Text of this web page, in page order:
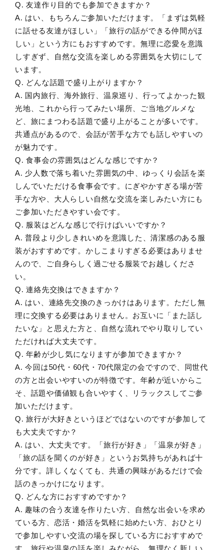
Q. 友達作り目的でも参加できますか？
A. はい、もちろんご参加いただけます。「まずは気軽
に話せる友達がほしい」「旅行の話ができる仲間がほ
しい」という方にもおすすめです。無理に恋愛を意識
しすぎず、自然な交流を楽しめる雰囲気を大切にして
います。
Q. どんな話題で盛り上がりますか？
A. 国内旅行、海外旅行、温泉巡り、行ってよかった観
光地、これから行ってみたい場所、ご当地グルメな
ど、旅にまつわる話題で盛り上がることが多いです。
共通点があるので、会話が苦手な方でも話しやすいの
が魅力です。
Q. 食事会の雰囲気はどんな感じですか？
A. 少人数で落ち着いた雰囲気の中、ゆっくり会話を楽
しんでいただける食事会です。にぎやかすぎる場が苦
手な方や、大人らしい自然な交流を楽しみたい方にも
ご参加いただきやすい会です。
Q. 服装はどんな感じで行けばいいですか？
A. 普段より少しきれいめを意識した、清潔感のある服
装がおすすめです。かしこまりすぎる必要はありませ
んので、ご自身らしく過ごせる服装でお越しくださ
い。
Q. 連絡先交換はできますか？
A. はい、連絡先交換のきっかけはあります。ただし無
理に交換する必要はありません。お互いに「また話し
たいな」と思えた方と、自然な流れでやり取りしてい
ただければ大丈夫です。
Q. 年齢が少し気になりますが参加できますか？
A. 今回は50代・60代・70代限定の会ですので、同世代
の方と出会いやすいのが特徴です。年齢が近いからこ
そ、話題や価値観も合いやすく、リラックスしてご参
加いただけます。
Q. 旅行が大好きというほどではないのですが参加して
も大丈夫ですか？
A. はい、大丈夫です。「旅行が好き」「温泉が好き」
「旅の話を聞くのが好き」というお気持ちがあれば十
分です。詳しくなくても、共通の興味があるだけで会
話のきっかけになります。
Q. どんな方におすすめですか？
A. 趣味の合う友達を作りたい方、自然な出会いを求め
ている方、恋活・婚活を気軽に始めたい方、おひとり
で参加しやすい交流の場を探している方におすすめで